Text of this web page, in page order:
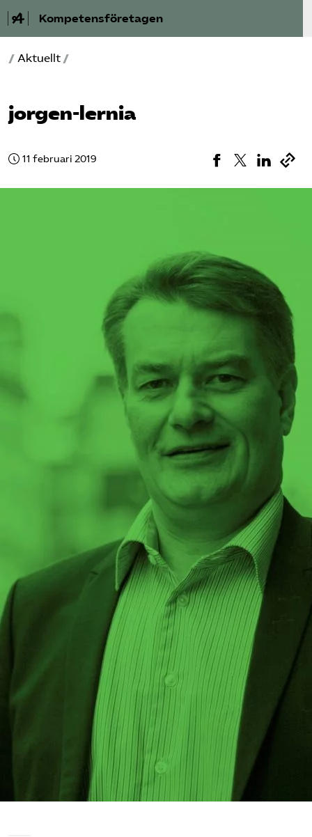
Kompetensföretagen
Aktuellt
Omsättningsstatistik
Sök på kompetensforetagen.se
/ Aktuellt /
jorgen-lernia
11 februari 2019